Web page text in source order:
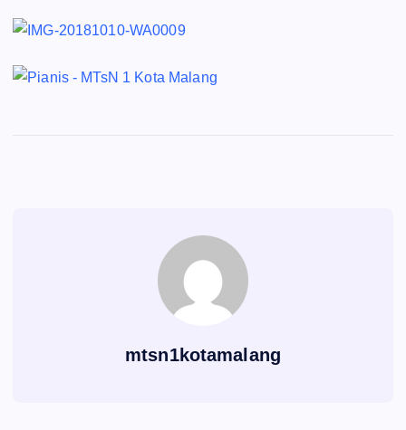
mtsn1kotamalang